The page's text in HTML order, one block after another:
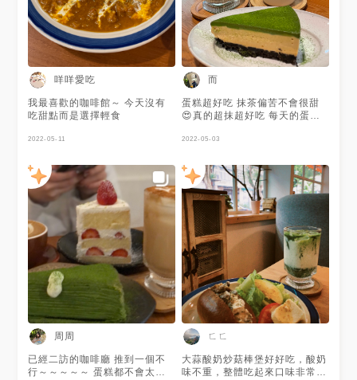
北美食#台北美食推薦#松山區
美食#咖啡廳
咩咩愛吃
我最喜歡的咖啡館～ 今天沒有
吃甜點而是選擇輕食
2022-05-11
而
蛋糕超好吃 抹茶偏苦不會很甜
😍真的超抹超好吃 每天的蛋糕
吃到的都沒有雷 環境也很舒服
2022-05-03
周周
已經二訪的咖啡廳 推到一個不
行～～～～～ 蛋糕都不會太甜
ㄈㄈ
大蒜酸奶炒菇棒堡好好吃，酸奶
味不重，整體吃起來口味非常